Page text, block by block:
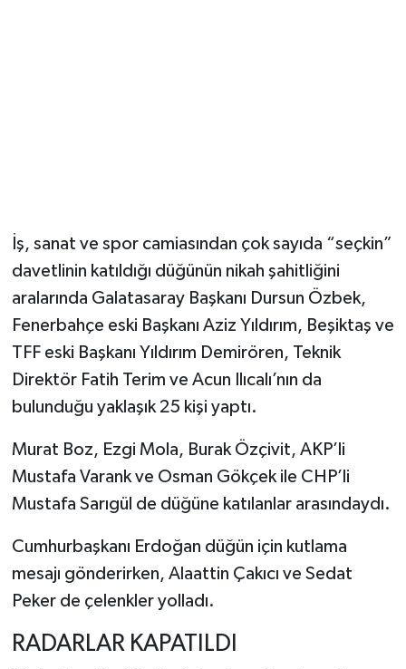
İş, sanat ve spor camiasından çok sayıda “seçkin”
davetlinin katıldığı düğünün nikah şahitliğini
aralarında Galatasaray Başkanı Dursun Özbek,
Fenerbahçe eski Başkanı Aziz Yıldırım, Beşiktaş ve
TFF eski Başkanı Yıldırım Demirören, Teknik
Direktör Fatih Terim ve Acun Ilıcalı’nın da
bulunduğu yaklaşık 25 kişi yaptı.
Murat Boz, Ezgi Mola, Burak Özçivit, AKP’li
Mustafa Varank ve Osman Gökçek ile CHP’li
Mustafa Sarıgül de düğüne katılanlar arasındaydı.
Cumhurbaşkanı Erdoğan düğün için kutlama
mesajı gönderirken, Alaattin Çakıcı ve Sedat
Peker de çelenkler yolladı.
RADARLAR KAPATILDI